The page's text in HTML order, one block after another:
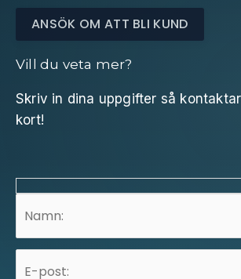
ANSÖK OM ATT BLI KUND
Vill du veta mer?
Skriv in dina uppgifter så
kort!